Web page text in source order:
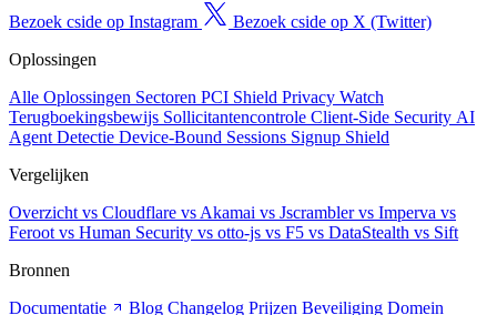
Bezoek cside op Instagram
Bezoek cside op X (Twitter)
Oplossingen
Alle Oplossingen Sectoren PCI Shield Privacy Watch
Terugboekingsbewijs Sollicitantencontrole Client-Side Security AI
Agent Detectie Device-Bound Sessions Signup Shield
Vergelijken
Overzicht vs Cloudflare vs Akamai vs Jscramblervs Imperva vs
Feroot vs Human Security vs otto-js vs F5 vs DataStealth vs Sift
Bronnen
Documentatie
Blog Changelog Prijzen Beveiliging Domein